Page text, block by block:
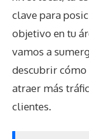
clave para
objetivo en tu
vamos a
descubrir
atraer más
clientes.